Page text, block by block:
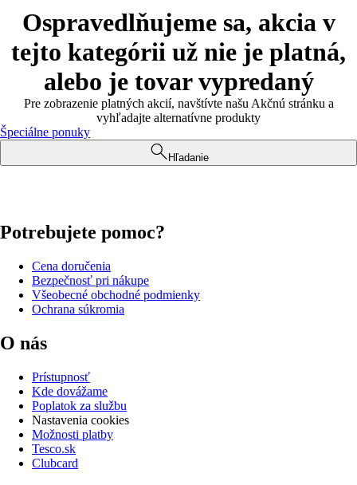
Ospravedlňujeme sa, akcia v
tejto kategórii už nie je platná,
alebo je tovar vypredaný
Pre zobrazenie platných akcií, navštívte našu Akčnú stránku a
vyhľadajte alternatívne produkty
Špeciálne ponuky
Hľadanie
Potrebujete pomoc?
Cena doručenia
Bezpečnosť pri nákupe
Všeobecné obchodné podmienky
Ochrana súkromia
O nás
Prístupnosť
Kde dovážame
Poplatok za službu
Nastavenia cookies
Možnosti platby
Tesco.sk
Clubcard